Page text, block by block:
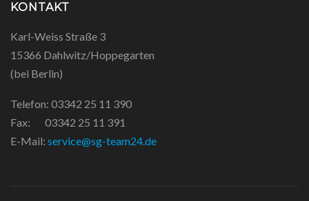
KONTAKT
Karl-Weiss Straße 3
15366 Dahlwitz/Hoppegarten
(bei Berlin)
Telefon: 03342 25 11 390
Fax: 03342 25 11 391
E-Mail: service@sg-team24.de